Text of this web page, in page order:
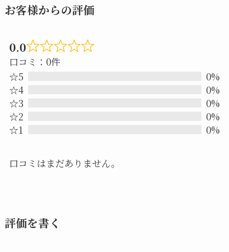
お客様からの評価
0.0
Rated
口コミ：0件
☆5
0%
☆4
0%
☆3
0%
☆2
0%
☆1
0%
口コミはまだありません。
評価を書く